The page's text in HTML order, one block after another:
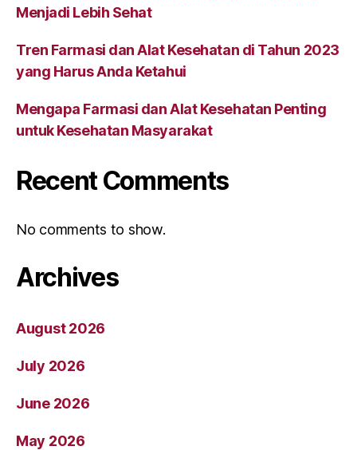
Menjadi Lebih Sehat
Tren Farmasi dan Alat Kesehatan di Tahun 2023
yang Harus Anda Ketahui
Mengapa Farmasi dan Alat Kesehatan Penting
untuk Kesehatan Masyarakat
Recent Comments
No comments to show.
Archives
August 2026
July 2026
June 2026
May 2026